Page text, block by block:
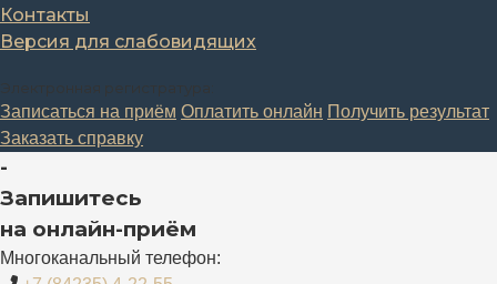
Контакты
Версия для слабовидящих
Электронная регистратура:
Записаться на приём Оплатить онлайн Получить результат
Заказать справку
-
Запишитесь
на онлайн-приём
Многоканальный телефон: